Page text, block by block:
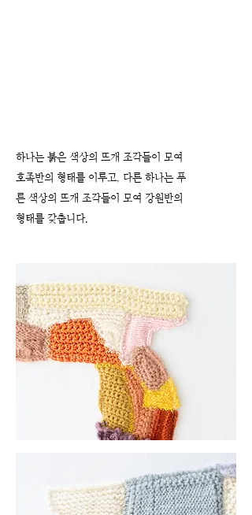
하나는 붉은 색상의 뜨개 조각들이 모여
호족반의 형태를 이루고, 다른 하나는 푸
른 색상의 뜨개 조각들이 모여 강원반의
형태를 갖춥니다.